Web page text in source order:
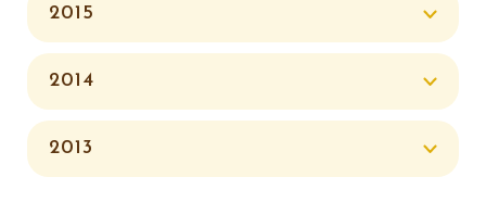
2015
2014
2013